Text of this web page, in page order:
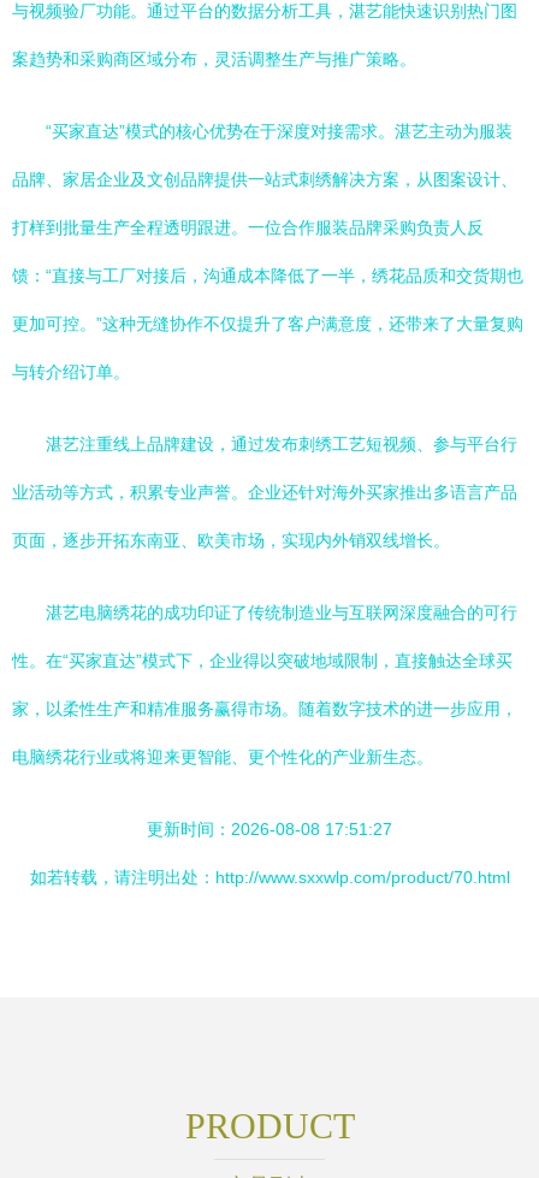
与视频验厂功能。通过平台的数据分析工具，湛艺能快速识别热门图
案趋势和采购商区域分布，灵活调整生产与推广策略。
“买家直达”模式的核心优势在于深度对接需求。湛艺主动为服装
品牌、家居企业及文创品牌提供一站式刺绣解决方案，从图案设计、
打样到批量生产全程透明跟进。一位合作服装品牌采购负责人反
馈：“直接与工厂对接后，沟通成本降低了一半，绣花品质和交货期也
更加可控。”这种无缝协作不仅提升了客户满意度，还带来了大量复购
与转介绍订单。
湛艺注重线上品牌建设，通过发布刺绣工艺短视频、参与平台行
业活动等方式，积累专业声誉。企业还针对海外买家推出多语言产品
页面，逐步开拓东南亚、欧美市场，实现内外销双线增长。
湛艺电脑绣花的成功印证了传统制造业与互联网深度融合的可行
性。在“买家直达”模式下，企业得以突破地域限制，直接触达全球买
家，以柔性生产和精准服务赢得市场。随着数字技术的进一步应用，
电脑绣花行业或将迎来更智能、更个性化的产业新生态。
更新时间：2026-08-08 17:51:27
如若转载，请注明出处：http://www.sxxwlp.com/product/70.html
PRODUCT